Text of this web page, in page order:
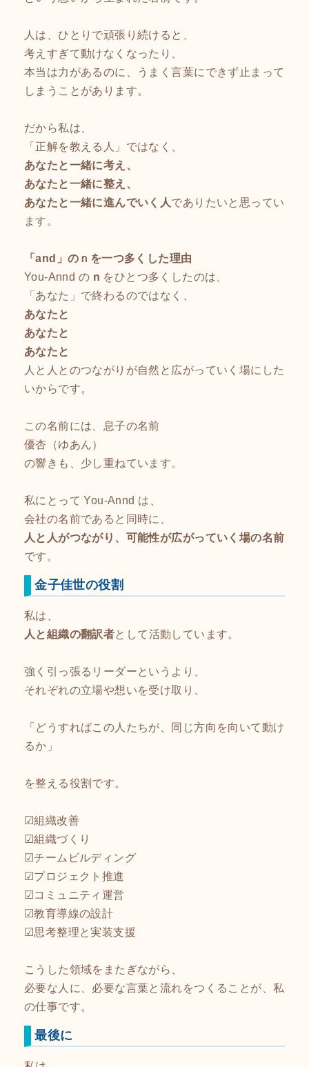
人は、ひとりで頑張り続けると、
考えすぎて動けなくなったり、
本当は力があるのに、うまく言葉にできず止まって
しまうことがあります。
だから私は、
「正解を教える人」ではなく、
あなたと一緒に考え、
あなたと一緒に整え、
あなたと一緒に進んでいく人でありたいと思ってい
ます。
「and」のｎを一つ多くした理由
You-Annd の n をひとつ多くしたのは、
「あなた」で終わるのではなく、
あなたと
あなたと
あなたと
人と人とのつながりが自然と広がっていく場にした
いからです。
この名前には、息子の名前
優杏（ゆあん）
の響きも、少し重ねています。
私にとって You-Annd は、
会社の名前であると同時に、
人と人がつながり、可能性が広がっていく場の名前
です。
金子佳世の役割
私は、
人と組織の翻訳者として活動しています。
強く引っ張るリーダーというより、
それぞれの立場や想いを受け取り、
「どうすればこの人たちが、同じ方向を向いて動け
るか」
を整える役割です。
☑組織改善
☑組織づくり
☑チームビルディング
☑プロジェクト推進
☑コミュニティ運営
☑教育導線の設計
☑思考整理と実装支援
こうした領域をまたぎながら、
必要な人に、必要な言葉と流れをつくることが、私
の仕事です。
最後に